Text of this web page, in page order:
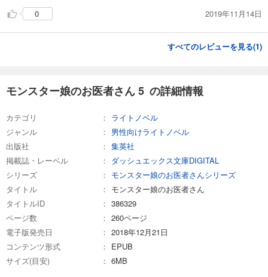
0 2019年11月14日
すべてのレビューを見る(1)
モンスター娘のお医者さん 5 の詳細情報
カテゴリ
ライトノベル
ジャンル
男性向けライトノベル
出版社
集英社
掲載誌・レーベル
ダッシュエックス文庫DIGITAL
シリーズ
モンスター娘のお医者さんシリーズ
タイトル
モンスター娘のお医者さん
タイトルID
386329
ページ数
260ページ
電子版発売日
2018年12月21日
コンテンツ形式
EPUB
サイズ(目安)
6MB